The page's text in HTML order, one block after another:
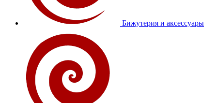
Бижутерия и аксессуары